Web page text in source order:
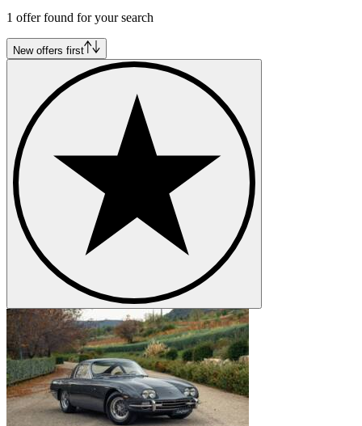
1 offer found for your search
New offers first